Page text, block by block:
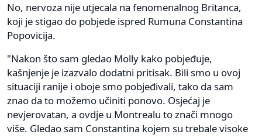
No, nervoza nije utjecala na fenomenalnog Britanca,
koji je stigao do pobjede ispred Rumuna Constantina
Popovicija.
"Nakon što sam gledao Molly kako pobjeđuje,
kašnjenje je izazvalo dodatni pritisak. Bili smo u ovoj
situaciji ranije i oboje smo pobjeđivali, tako da sam
znao da to možemo učiniti ponovo. Osjećaj je
nevjerovatan, a ovdje u Montrealu to znači mnogo
više. Gledao sam Constantina kojem su trebale visoke